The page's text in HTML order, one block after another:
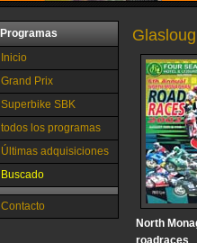
Programas
Inicio
Grand Prix
Superbike SBK
todos los programas
Últimas adquisiciones
Buscado
Contacto
North